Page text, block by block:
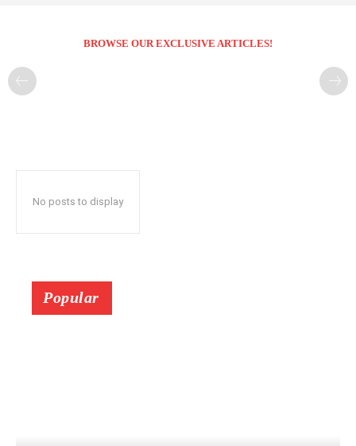
BROWSE OUR EXCLUSIVE ARTICLES!
No posts to display
Popular